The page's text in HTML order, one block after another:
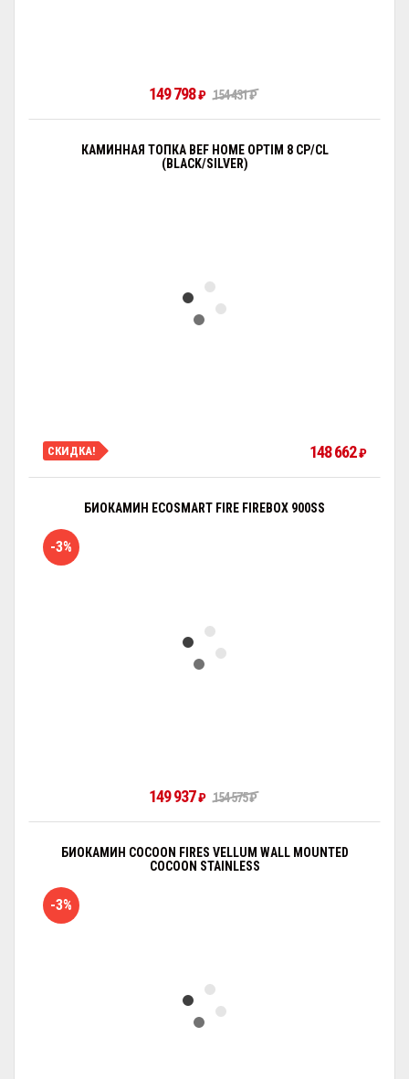
149 798₽ 154 431₽
КАМИННАЯ ТОПКА BEF HOME OPTIM 8 CP/CL
(BLACK/SILVER)
СКИДКА! 148 662₽
БИОКАМИН ECOSMART FIRE FIREBOX 900SS
-3%
149 937₽ 154 575₽
БИОКАМИН COCOON FIRES VELLUM WALL MOUNTED
COCOON STAINLESS
-3%